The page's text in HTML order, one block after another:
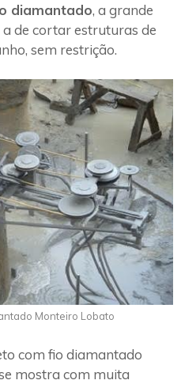
diamantado, a grande
de cortar estruturas de
sem restrição.
Monteiro Lobato
com fio diamantado
mostra com muita